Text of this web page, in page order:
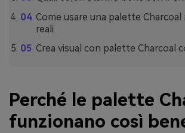
Come usare una palette
reali
Crea visual con palette Charcoal
Perché le palette
funzionano così